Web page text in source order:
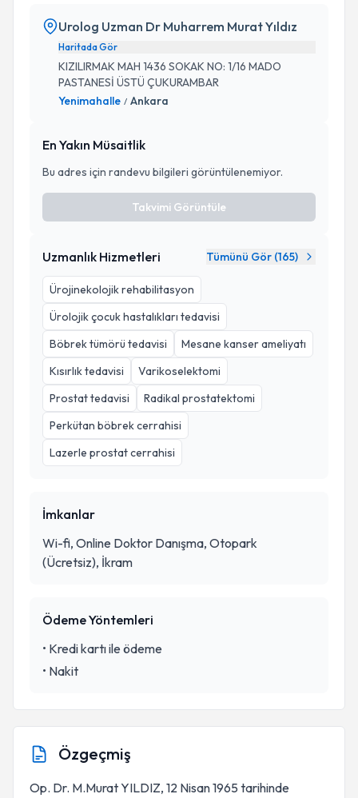
Urolog Uzman Dr Muharrem Murat Yıldız
Haritada Gör
KIZILIRMAK MAH 1436 SOKAK NO: 1/16 MADO
PASTANESİ ÜSTÜ ÇUKURAMBAR
Yenimahalle / Ankara
En Yakın Müsaitlik
Bu adres için randevu bilgileri görüntülenemiyor.
Takvimi Görüntüle
Uzmanlık Hizmetleri Tümünü Gör (165)
Ürojinekolojik rehabilitasyon
Ürolojik çocuk hastalıkları tedavisi
Böbrek tümörü tedavisi
Mesane kanser ameliyatı
Kısırlık tedavisi
Varikoselektomi
Prostat tedavisi
Radikal prostatektomi
Perkütan böbrek cerrahisi
Lazerle prostat cerrahisi
İmkanlar
Wi-fi, Online Doktor Danışma, Otopark
(Ücretsiz), İkram
Ödeme Yöntemleri
• Kredi kartı ile ödeme
• Nakit
Özgeçmiş
Op. Dr. M.Murat YILDIZ, 12 Nisan 1965 tarihinde